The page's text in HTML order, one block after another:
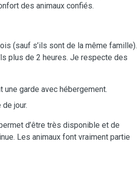
des animaux confiés.
(sauf s’ils sont de la même famille).
plus de 2 heures. Je respecte des
une garde avec hébergement.
jour.
d’être très disponible et de
Les animaux font vraiment partie